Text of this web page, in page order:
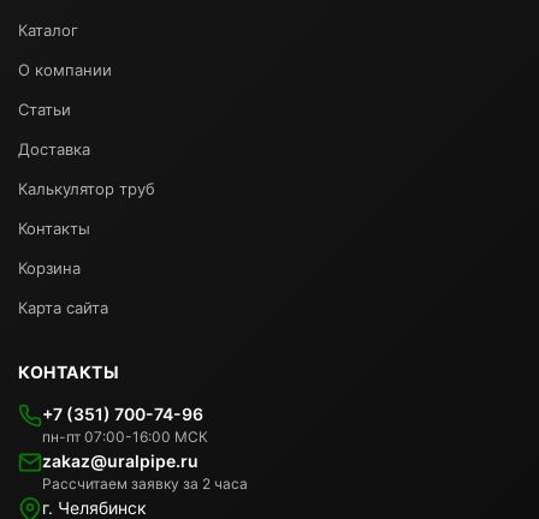
Каталог
О компании
Статьи
Доставка
Калькулятор труб
Контакты
Корзина
Карта сайта
КОНТАКТЫ
+7 (351) 700-74-96
пн-пт 07:00-16:00 МСК
zakaz@uralpipe.ru
Рассчитаем заявку за 2 часа
г. Челябинск